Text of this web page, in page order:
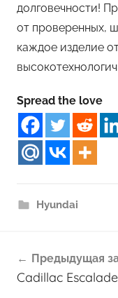
долговечности!
от проверенных,
каждое изделие
Spread the love
Hyundai
по
Предыдущая
Cadillac